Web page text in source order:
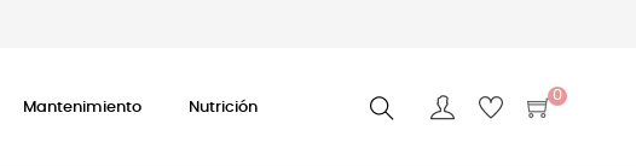
Mantenimiento Nutrición
0